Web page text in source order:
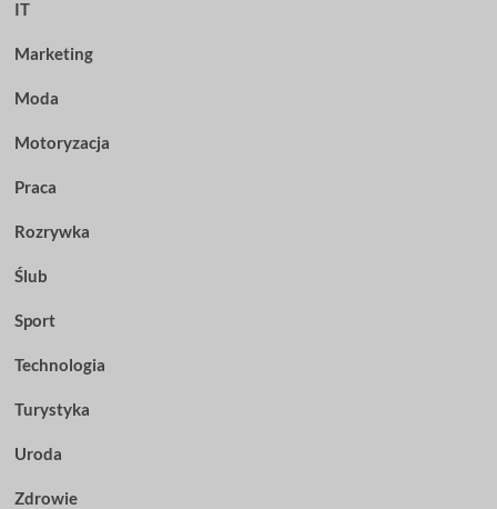
IT
Marketing
Moda
Motoryzacja
Praca
Rozrywka
Ślub
Sport
Technologia
Turystyka
Uroda
Zdrowie